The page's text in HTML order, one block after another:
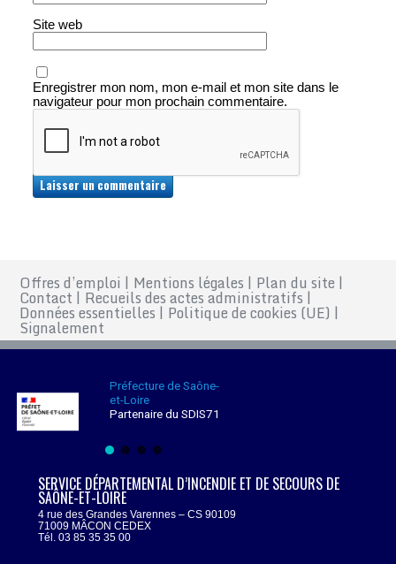
Site web
Enregistrer mon nom, mon e-mail et mon site dans le
navigateur pour mon prochain commentaire.
Offres d’emploi | Mentions légales | Plan du site |
Contact | Recueils des actes administratifs |
Données essentielles | Politique de cookies (UE) |
Signalement
Préfecture de Saône-
et-Loire
Partenaire du SDIS71
SERVICE DÉPARTEMENTAL D’INCENDIE ET DE SECOURS DE
SAÔNE-ET-LOIRE
4 rue des Grandes Varennes – CS 90109
71009 MÂCON CEDEX
Tél. 03 85 35 35 00